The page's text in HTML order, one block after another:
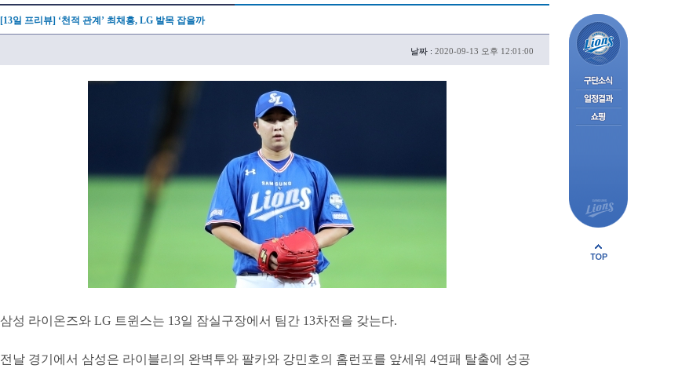
[13일 프리뷰] ‘천적 관계’ 최채흥, LG 발목 잡을까
날짜 : 2020-09-13 오후 12:01:00
삼성 라이온즈와 LG 트윈스는 13일 잠실구장에서 팀간 13차전을 갖는다.
전날 경기에서 삼성은 라이블리의 완벽투와 팔카와 강민호의 홈런포를 앞세워 4연패 탈출에 성공